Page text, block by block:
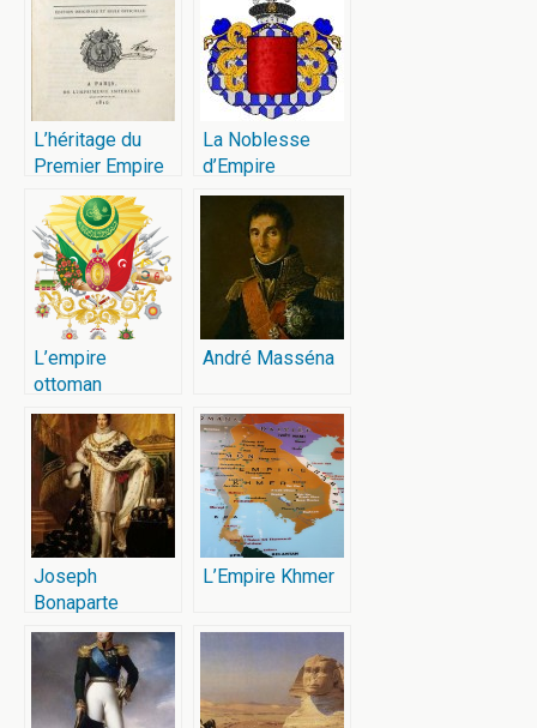
L’héritage du
Premier Empire
La Noblesse
d’Empire
L’empire
ottoman
André Masséna
Joseph
Bonaparte
L’Empire Khmer